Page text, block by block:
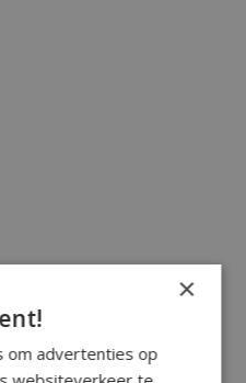
×
om advertenties op